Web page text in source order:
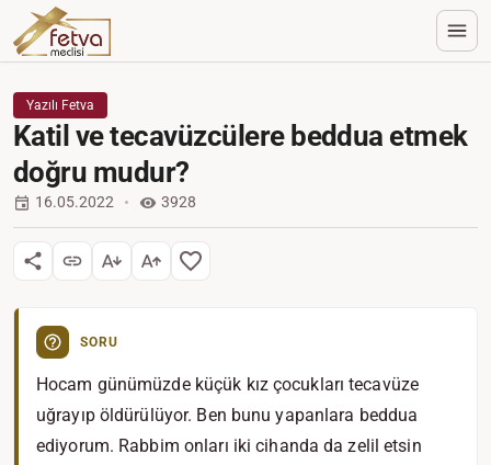
Yazılı Fetva
Katil ve tecavüzcülere beddua etmek
doğru mudur?
16.05.2022 3928
SORU
Hocam günümüzde küçük kız çocukları tecavüze
uğrayıp öldürülüyor. Ben bunu yapanlara beddua
ediyorum. Rabbim onları iki cihanda da zelil etsin